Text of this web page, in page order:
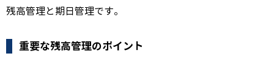
残高管理と期日管理です。
重要な残高管理のポイント